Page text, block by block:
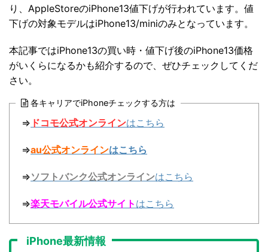
り、AppleStoreのiPhone13値下げが行われています。値
下げの対象モデルはiPhone13/miniのみとなっています。
本記事ではiPhone13の買い時・値下げ後のiPhone13価格
がいくらになるかも紹介するので、ぜひチェックしてくだ
さい。
各キャリアでiPhoneチェックする方は
⇒ ドコモ公式オンラインはこちら
⇒au公式オンラインはこちら
⇒ソフトバンク公式オンラインはこちら
⇒楽天モバイル公式サイト はこちら
iPhone最新情報